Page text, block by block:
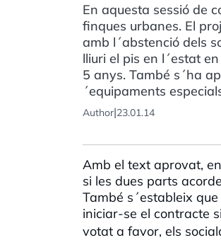
En aquesta sessió de
finques urbanes. El
amb l´abstenció dels
lliuri el pis en l´estat
5 anys. També s´ha
´equipaments
Author|23.01.14
Amb el text aprovat,
si les dues parts
També s´estableix
iniciar-se el contracte
votat a favor, els